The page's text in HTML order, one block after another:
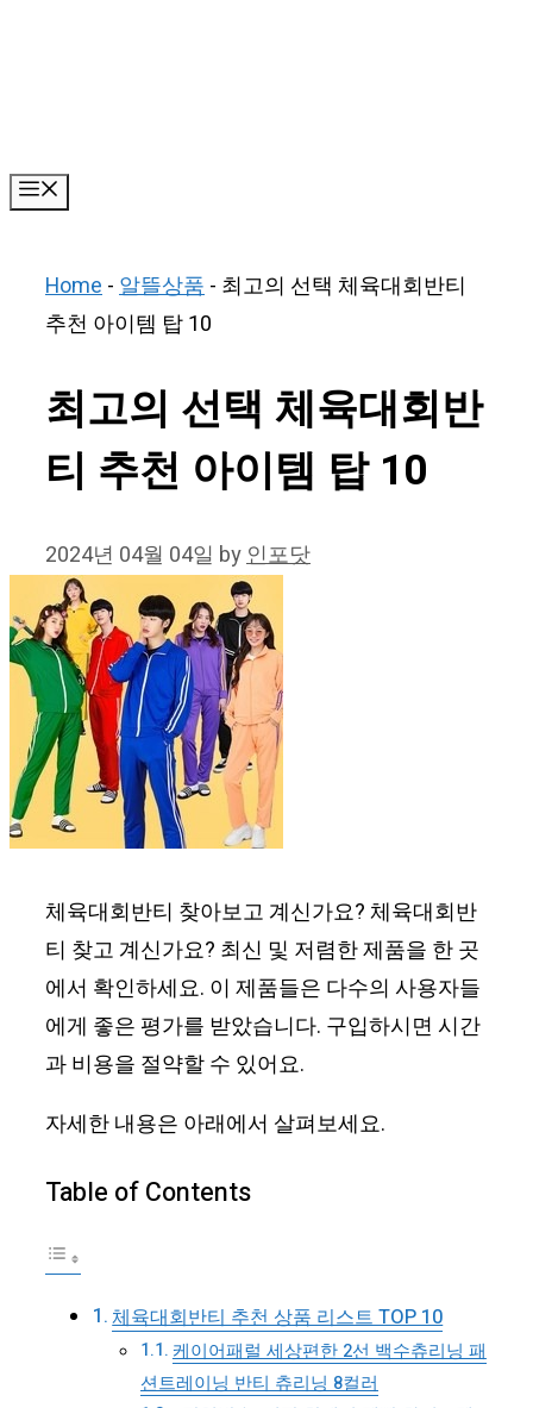
Home-알뜰상품- 최고의 선택 체육대회반티
추천 아이템 탑 10
최고의 선택 체육대회반
티 추천 아이템 탑 10
2024년 04월 04일 by인포닷
체육대회반티 찾아보고 계신가요? 체육대회반
티 찾고 계신가요? 최신 및 저렴한 제품을 한 곳
에서 확인하세요. 이 제품들은 다수의 사용자들
에게 좋은 평가를 받았습니다. 구입하시면 시간
과 비용을 절약할 수 있어요.
자세한 내용은 아래에서 살펴보세요.
Table of Contents
체육대회반티 추천 상품 리스트 TOP 10
케이어패럴 세상편한 2선 백수츄리닝 패
션트레이닝 반티 츄리닝 8컬러